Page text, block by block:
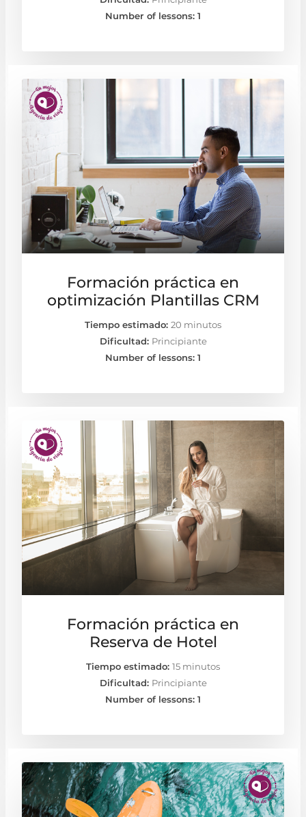
Number of lessons: 1
Formación práctica en
optimización Plantillas CRM
Tiempo estimado: 20 minutos
Dificultad: Principiante
Number of lessons: 1
Formación práctica en
Reserva de Hotel
Tiempo estimado: 15 minutos
Dificultad: Principiante
Number of lessons: 1